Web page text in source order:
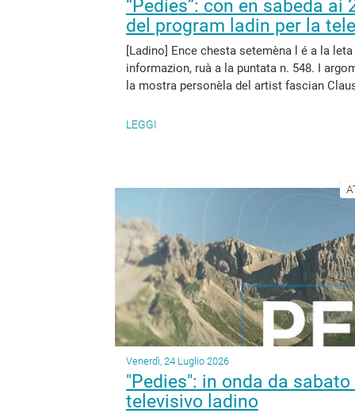
“Pedies”: con en sabeda
del program ladin per la
[Ladino] Ence chesta setemèna l é a la
informazion, ruà a la puntata n. 548. I
la mostra personèla del artist fascian
LEGGI
Venerdì, 24 Luglio 2026
"Pedies": in onda da
televisivo ladino